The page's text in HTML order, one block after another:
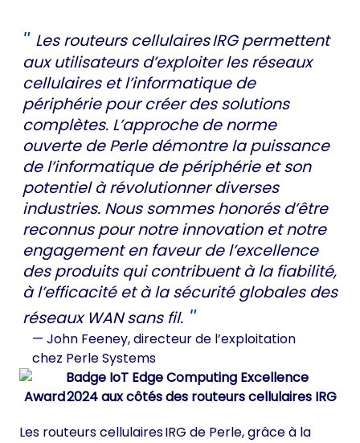
Les routeurs cellulaires IRG permettent
aux utilisateurs d’exploiter les réseaux
cellulaires et l’informatique de
périphérie pour créer des solutions
complètes. L’approche de norme
ouverte de Perle démontre la puissance
de l’informatique de périphérie et son
potentiel à révolutionner diverses
industries. Nous sommes honorés d’être
reconnus pour notre innovation et notre
engagement en faveur de l’excellence
des produits qui contribuent à la fiabilité,
à l’efficacité et à la sécurité globales des
réseaux WAN sans fil.
— John Feeney,directeur de l’exploitation
chez Perle Systems
Les routeurs cellulaires IRG de Perle, grâce à la